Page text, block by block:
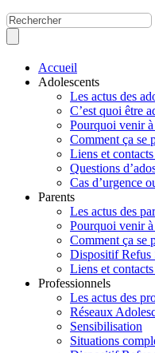
Accueil
Adolescents
Les actus des
C’est quoi être
Pourquoi venir
Comment ça se
Liens et
Questions
Cas d’urgence
Parents
Les actus des
Pourquoi venir
Comment ça se
Dispositif Refus
Liens et
Professionnels
Les actus des
Réseaux
Sensibilisation
Situations